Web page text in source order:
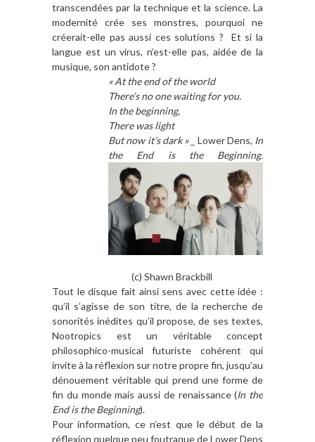
transcendées par la technique et la science. La
modernité crée ses monstres, pourquoi ne
créerait-elle pas aussi ces solutions ? Et si la
langue est un virus, n’est-elle pas, aidée de la
musique, son antidote ?
« At the end of the world
There’s no one waiting for you.
In the beginning,
There was light
But now it’s dark »_ Lower Dens, In
the End is the Beginning.
(c) Shawn Brackbill
Tout le disque fait ainsi sens avec cette idée :
qu’il s’agisse de son titre, de la recherche de
sonorités inédites qu’il propose, de ses textes,
Nootropics est un véritable concept
philosophico-musical futuriste cohérent qui
invite à la réflexion sur notre propre fin, jusqu’au
dénouement véritable qui prend une forme de
fin du monde mais aussi de renaissance (In the
End is the Beginning).
Pour information, ce n’est que le début de la
réflexion quelque peu foutraque de Lower Dens